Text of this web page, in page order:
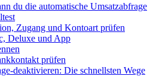
du die automatische Umsatzabfrage
Zugang und Kontoart prüfen
Deluxe und App
prüfen
deaktivieren: Die schnellsten Wege